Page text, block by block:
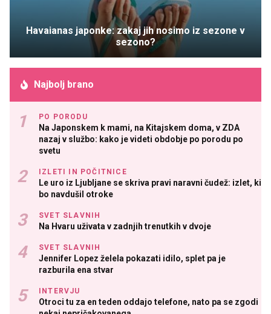
Havaianas japonke: zakaj jih nosimo iz sezone v
sezono?
Najbolj brano
PO PORODU
Na Japonskem k mami, na Kitajskem doma, v ZDA
nazaj v službo: kako je videti obdobje po porodu po
svetu
IZLETI IN POČITNICE
Le uro iz Ljubljane se skriva pravi naravni čudež: izlet, ki
bo navdušil otroke
SVET SLAVNIH
Na Hvaru uživata v zadnjih trenutkih v dvoje
SVET SLAVNIH
Jennifer Lopez želela pokazati idilo, splet pa je
razburila ena stvar
INTERVJU
Otroci tu za en teden oddajo telefone, nato pa se zgodi